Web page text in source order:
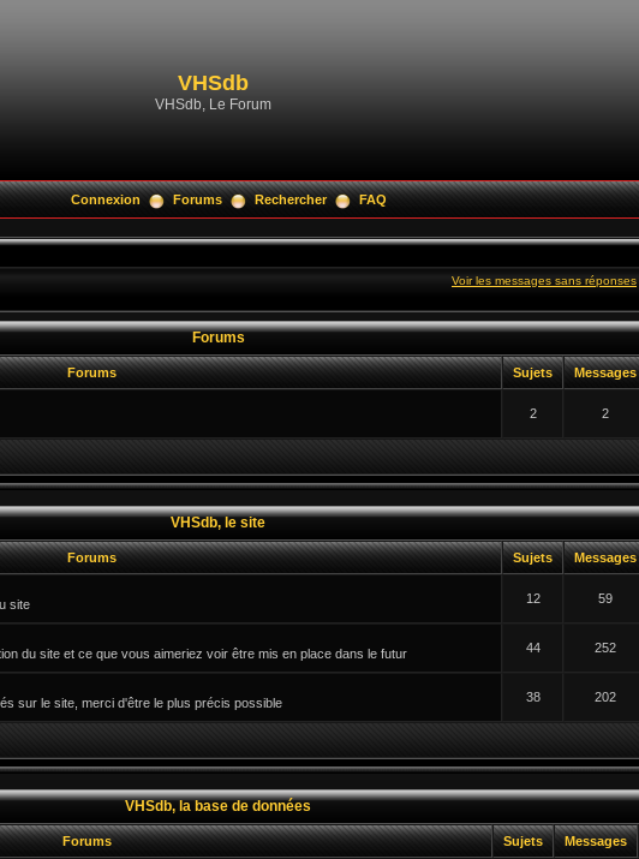
VHSdb
VHSdb, Le Forum
Connexion Forums Rechercher FAQ
Voir les messages sans réponses
Forums
Forums Sujets Messages
2 2
VHSdb, le site
Forums Sujets Messages
site 12 59
du site et ce que vous aimeriez voir être mis en place dans le futur 44 252
sur le site, merci d'être le plus précis possible 38 202
VHSdb, la base de données
Forums Sujets Messages